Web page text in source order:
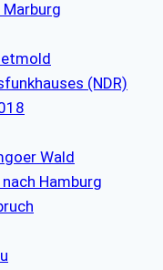
(NDR)
Wald
Hamburg